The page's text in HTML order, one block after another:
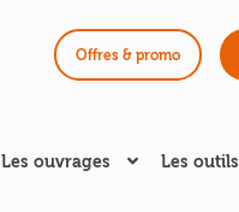
Offres & promo
Les ouvrages Les outils